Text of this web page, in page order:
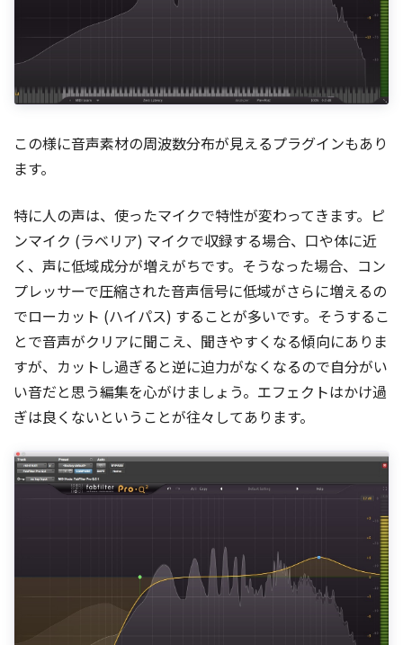
この様に音声素材の周波数分布が見えるプラグインもあり
ます。
特に人の声は、使ったマイクで特性が変わってきます。ピ
ンマイク (ラベリア) マイクで収録する場合、口や体に近
く、声に低域成分が増えがちです。そうなった場合、コン
プレッサーで圧縮された音声信号に低域がさらに増えるの
でローカット (ハイパス) することが多いです。そうするこ
とで音声がクリアに聞こえ、聞きやすくなる傾向にありま
すが、カットし過ぎると逆に迫力がなくなるので自分がい
い音だと思う編集を心がけましょう。エフェクトはかけ過
ぎは良くないということが往々してあります。